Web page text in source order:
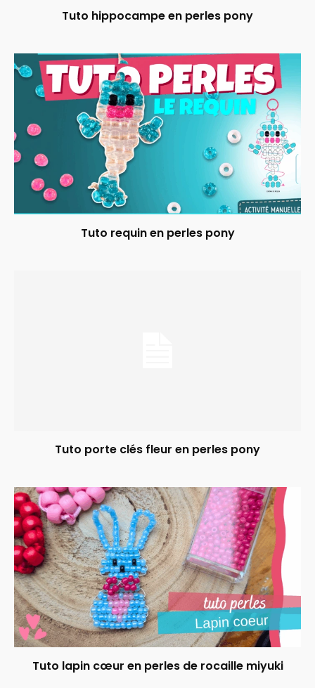
Tuto hippocampe en perles pony
Tuto requin en perles pony
Tuto porte clés fleur en perles pony
Tuto lapin cœur en perles de rocaille miyuki